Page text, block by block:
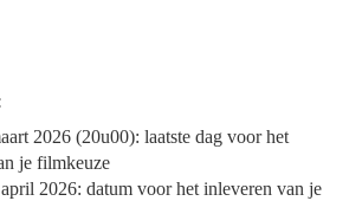
2026 (20u00): laatste dag voor het
je filmkeuze
2026: datum voor het inleveren van je